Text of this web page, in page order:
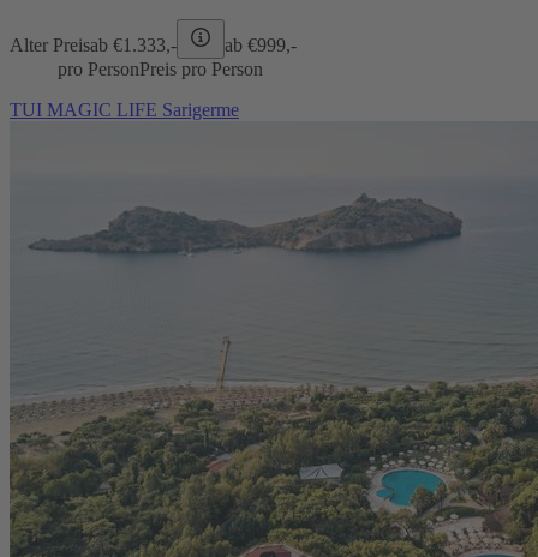
Alter Preisab €1.333,- ab €999,-
pro PersonPreis pro Person
TUI MAGIC LIFE Sarigerme